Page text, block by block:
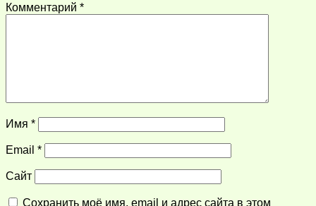
Комментарий *
Имя *
Email *
Сайт
Сохранить моё имя, email и адрес сайта в этом